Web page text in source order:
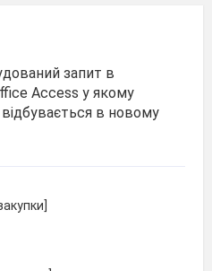
запит в
Access у якому
в новому